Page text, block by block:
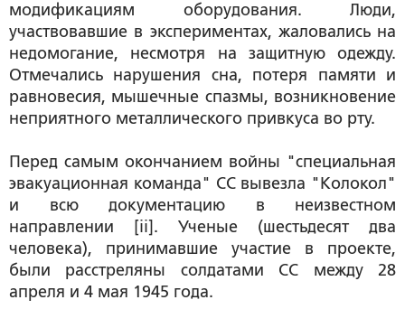
модификациям оборудования. Люди,
участвовавшие в экспериментах, жаловались на
недомогание, несмотря на защитную одежду.
Отмечались нарушения сна, потеря памяти и
равновесия, мышечные спазмы, возникновение
неприятного металлического привкуса во рту.
Перед самым окончанием войны "специальная
эвакуационная команда" СС вывезла "Колокол"
и всю документацию в неизвестном
направлении [ii]. Ученые (шестьдесят два
человека), принимавшие участие в проекте,
были расстреляны солдатами СС между 28
апреля и 4 мая 1945 года.